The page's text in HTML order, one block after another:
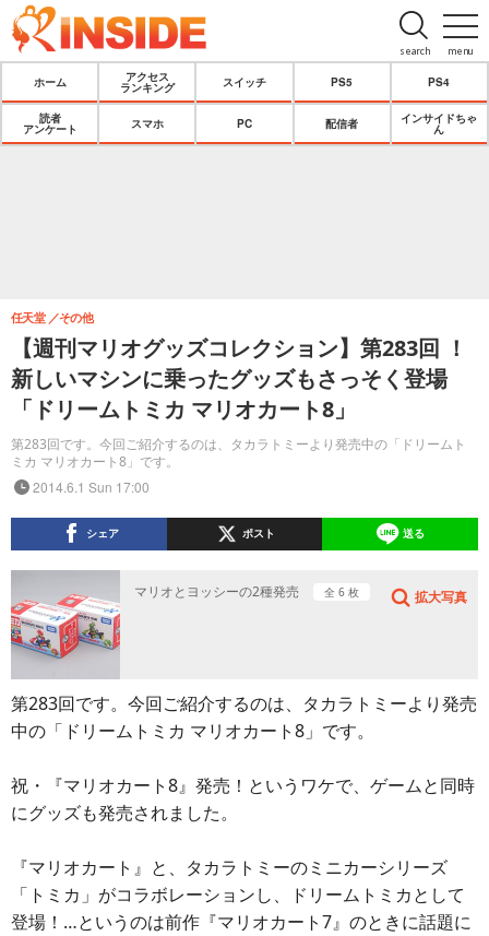
menu
search
ホーム
アクセス
ランキング
スイッチ PS5 PS4
読者
アンケート
スマホ PC 配信者
インサイドちゃ
ん
【週刊マリオグッズコレクション】第283回 ！
新しいマシンに乗ったグッズもさっそく登場
「ドリームトミカ マリオカート8」
第283回です。今回ご紹介するのは、タカラトミーより発売中の「ドリームト
ミカ マリオカート8」です。
任天堂 その他
2014.6.1 Sun 17:00
シェア ポスト 送る
マリオとヨッシーの2種発売 全 6 枚 拡大写真
第283回です。今回ご紹介するのは、タカラトミーより発売
中の「ドリームトミカ マリオカート8」です。
祝・『マリオカート8』発売！というワケで、ゲームと同時
にグッズも発売されました。
『マリオカート』と、タカラトミーのミニカーシリーズ
「トミカ」がコラボレーションし、ドリームトミカとして
登場！…というのは前作『マリオカート7』のときに話題に